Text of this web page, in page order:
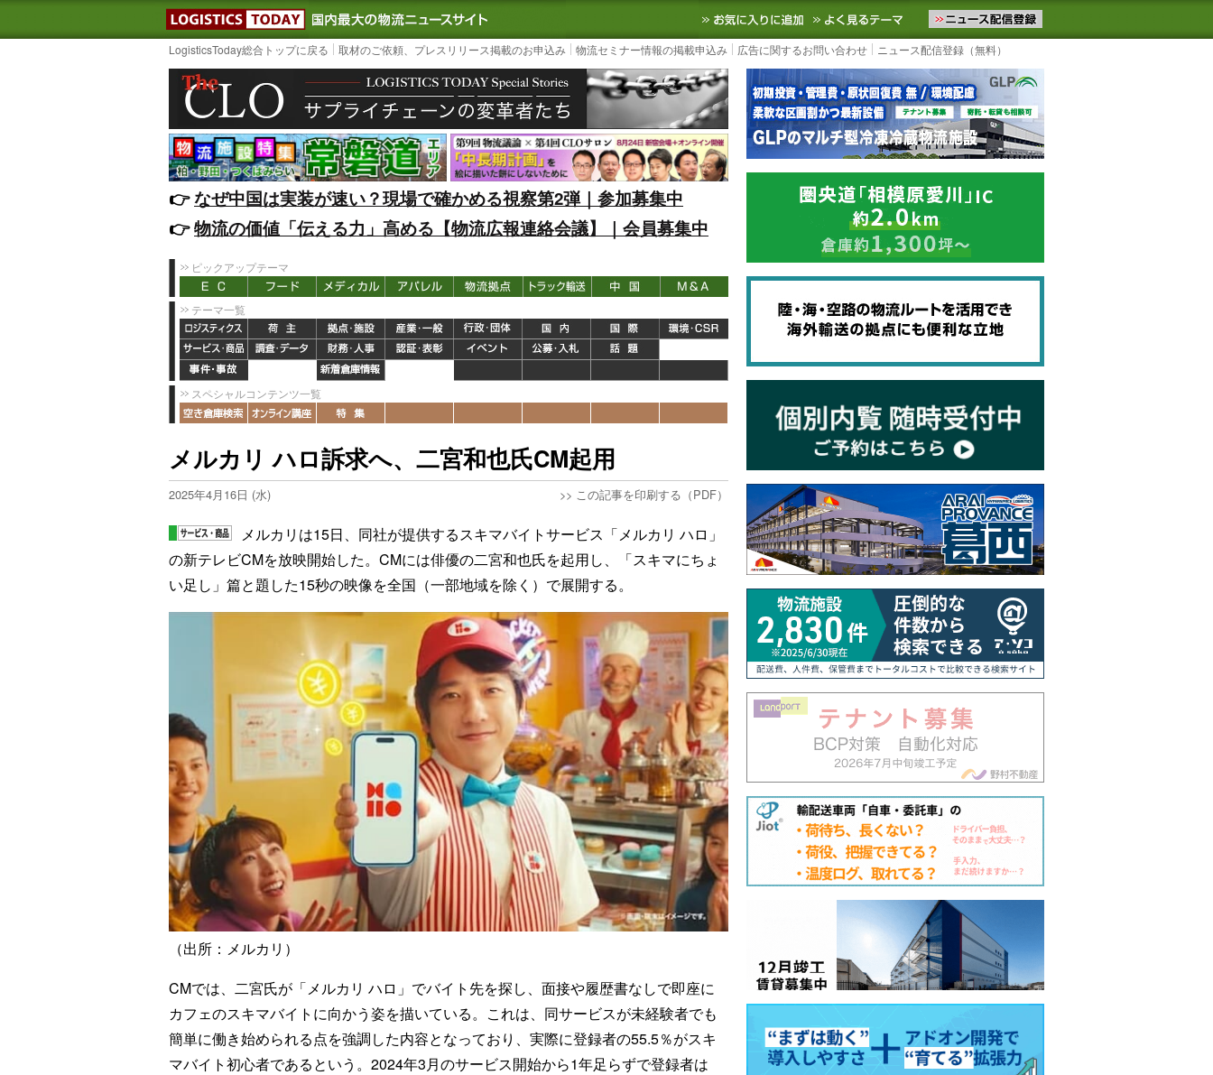
LOGISTICS TODAY｜国内最大の物流ニュースサイト3PL, SCMなど国内外の最新の物流ニュースをお届けします。物流ニュースメール配信を登録す
お気に入りに追加 よく見るテーマ
LogisticsToday総合トップに戻る 取材のご依頼、プレスリリース掲載のお申込み 物流セミナー情報の掲載申込み 広告に関するお問い合わせ ニュース配信登録（無料）
👉️なぜ中国は実装が速い？現場で確かめる視察第2弾｜参加募集中
👉️物流の価値「伝える力」高める【物流広報連絡会議】｜会員募集中
ピックアップテーマ
テーマ一覧
スペシャルコンテンツ一覧
メルカリ ハロ訴求へ、二宮和也氏CM起用
2025年4月16日 (水) >> この記事を印刷する（PDF）
メルカリは15日、同社が提供するスキマバイトサービス「メルカリ ハロ」
の新テレビCMを放映開始した。CMには俳優の二宮和也氏を起用し、「スキマにちょ
い足し」篇と題した15秒の映像を全国（一部地域を除く）で展開する。
（出所：メルカリ）
CMでは、二宮氏が「メルカリ ハロ」でバイト先を探し、面接や履歴書なしで即座に
カフェのスキマバイトに向かう姿を描いている。これは、同サービスが未経験者でも
簡単に働き始められる点を強調した内容となっており、実際に登録者の55.5％がスキ
マバイト初心者であるという。2024年3月のサービス開始から1年足らずで登録者は